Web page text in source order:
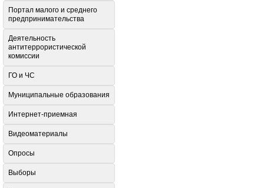
Портал малого и среднего
предпринимательства
Деятельность
антитеррористической
комиссии
ГО и ЧС
Муниципальные образования
Интернет-приемная
Видеоматериалы
Опросы
Выборы